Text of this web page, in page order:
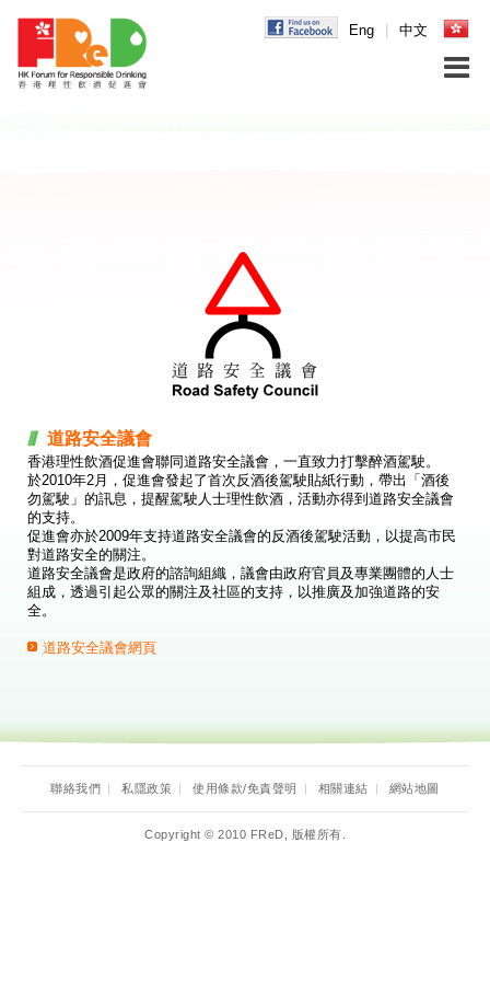
Eng 中文
道路安全議會
香港理性飲酒促進會聯同道路安全議會，一直致力打擊醉酒駕駛。
於2010年2月，促進會發起了首次反酒後駕駛貼紙行動，帶出「酒後
勿駕駛」的訊息，提醒駕駛人士理性飲酒，活動亦得到道路安全議會
的支持。
促進會亦於2009年支持道路安全議會的反酒後駕駛活動，以提高市民
對道路安全的關注。
道路安全議會是政府的諮詢組織，議會由政府官員及專業團體的人士
組成，透過引起公眾的關注及社區的支持，以推廣及加強道路的安
全。
道路安全議會網頁
聯絡我們 | 私隱政策 | 使用條款/免責聲明 | 相關連結 | 網站地圖
Copyright © 2010 FReD, 版權所有.